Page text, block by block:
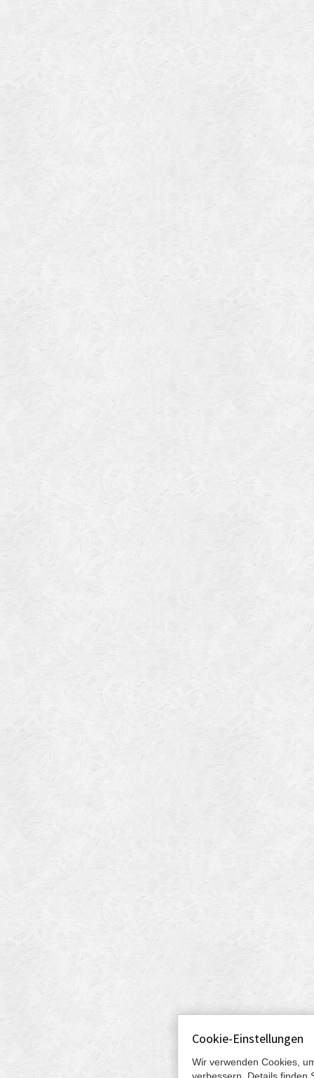
Cookie-Einstellungen
Wir verwenden Cookies,